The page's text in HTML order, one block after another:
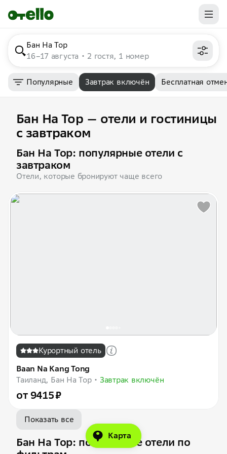
Бан На Тор
16–17 августа
2 гостя, 1 номер
Популярные Завтрак включён Бесплатная
Бан На Тор — отели и гостиницы
с завтраком
Бан На Тор: популярные отели с
завтраком
Отели, которые бронируют чаще всего
Курортный отель
Baan Na Kang Tong
Таиланд, Бан На Тор
Завтрак включён
от 9415 ₽
Показать все
Бан На Тор: популярные отели по
Карта